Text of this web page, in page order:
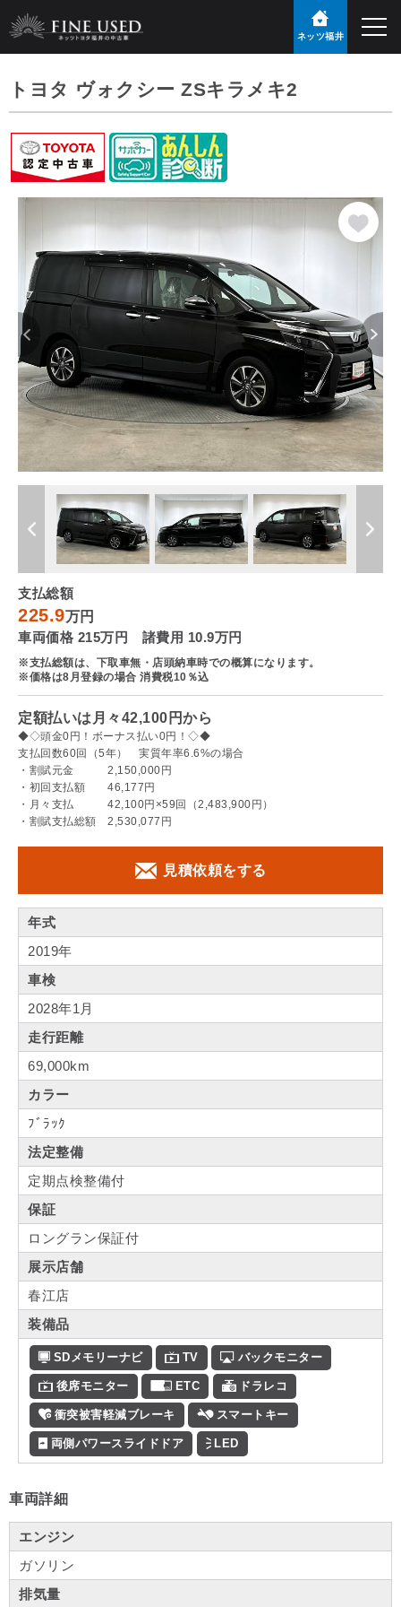
ネッツ福井
トヨタ ヴォクシー ZSキラメキ2
支払総額
225.9万円
車両価格 215万円 諸費用 10.9万円
※支払総額は、下取車無・店頭納車時での概算になります。
※価格は8月登録の場合 消費税10％込
定額払いは月々42,100円から
◆◇頭金0円！ボーナス払い0円！◇◆
支払回数60回（5年） 実質年率6.6%の場合
・割賦元金 2,150,000円
・初回支払額 46,177円
・月々支払 42,100円×59回（2,483,900円）
・割賦支払総額 2,530,077円
見積依頼をする
年式
2019年
車検
2028年1月
走行距離
69,000km
カラー
ﾌﾞﾗｯｸ
法定整備
定期点検整備付
保証
ロングラン保証付
展示店舗
春江店
装備品
SDメモリーナビ TV バックモニター
後席モニター ETC ドラレコ
衝突被害軽減ブレーキ スマートキー
両側パワースライドドア LED
車両詳細
エンジン
ガソリン
排気量